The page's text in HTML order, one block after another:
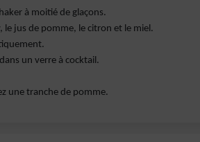
à moitié de glaçons.
le jus de pomme, le citron et le miel.
un verre à cocktail.
une tranche de pomme.